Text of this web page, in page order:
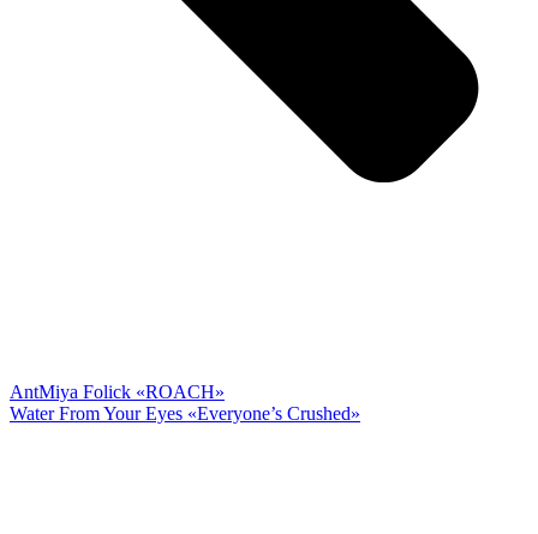
AntMiya Folick «ROACH»
Water From Your Eyes «Everyone’s Crushed»